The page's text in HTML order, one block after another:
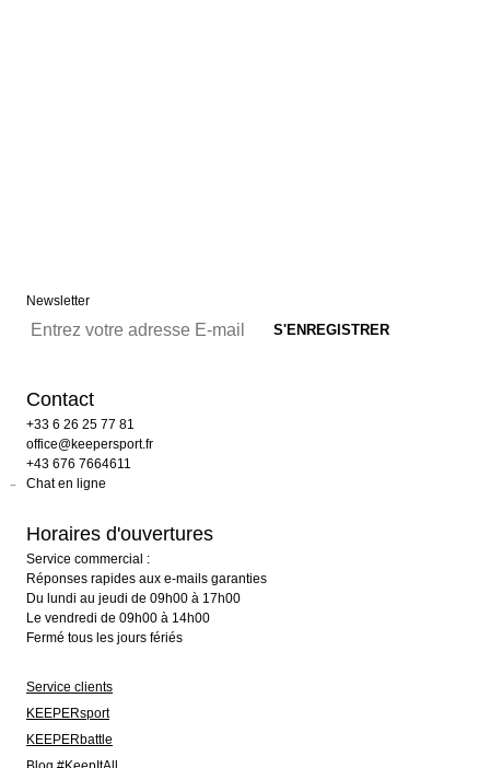
Newsletter
Contact
+33 6 26 25 77 81
office@keepersport.fr
+43 676 7664611
Chat en ligne
Horaires d'ouvertures
Service commercial :
Réponses rapides aux e-mails garanties
Du lundi au jeudi de 09h00 à 17h00
Le vendredi de 09h00 à 14h00
Fermé tous les jours fériés
Service clients
KEEPERsport
KEEPERbattle